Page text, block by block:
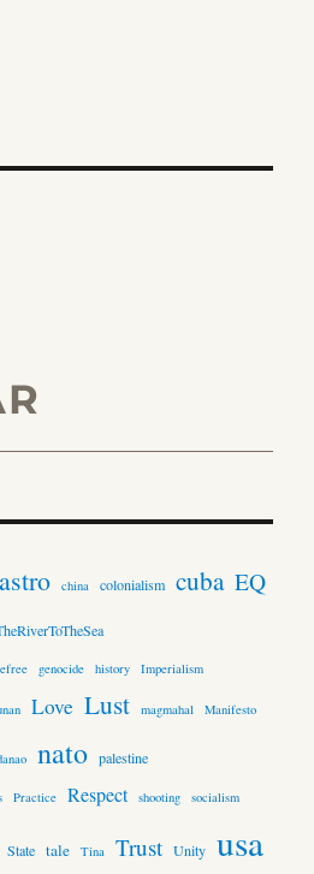
china colonialism cuba EQ
genocide history Imperialism
Love Lust magmahal Manifesto
nato palestine
Practice Respect shooting socialism
State tale Tina Trust Unity usa